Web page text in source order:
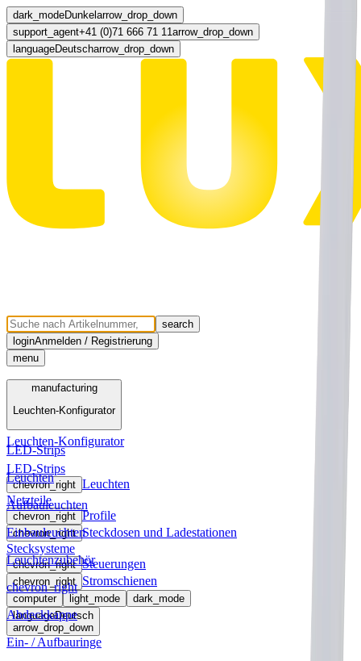
dark_modeDunkel arrow_drop_down
support_agent+41 (0)71 666 71 11arrow_drop_down
languageDeutscharrow_drop_down
search
loginAnmelden / Registrierung
menu
Menü
manufacturing
Leuchten-Konfigurator
LED-Strips
chevron_right Leuchten
Netzteile
chevron_right Profile
chevron_right Steckdosen und Ladestationen
Stecksysteme
chevron_right Steuerungen
chevron_right Stromschienen
computer light_mode
dark_mode
languageDeutsch
arrow_drop_down
manufacturing
Leuchten-Konfigurator
LED-Strips
Leuchten
Aufbauleuchten
Einbauleuchten
Leuchtenzubehör
chevron_right
Abdeckkappe
Ein- / Aufbauringe